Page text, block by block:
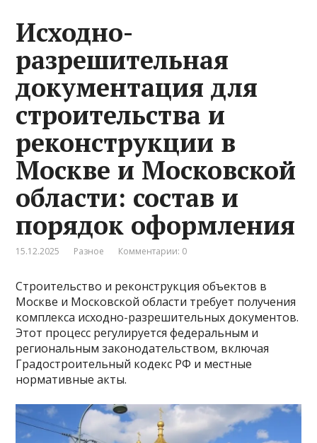
Исходно-
разрешительная
документация для
строительства и
реконструкции в
Москве и Московской
области: состав и
порядок оформления
15.12.2025 Разное Комментарии: 0
Строительство и реконструкция объектов в
Москве и Московской области требует получения
комплекса исходно-разрешительных документов.
Этот процесс регулируется федеральным и
региональным законодательством, включая
Градостроительный кодекс РФ и местные
нормативные акты.